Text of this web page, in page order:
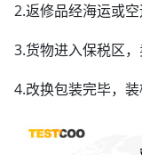
2.返修品经海运或
3.货物进入保税区
4.改换包装完毕，